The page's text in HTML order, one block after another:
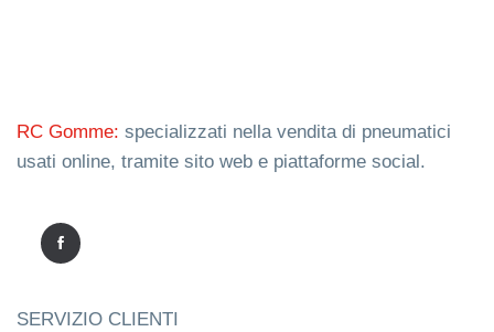
RC Gomme: specializzati nella vendita di pneumatici
usati online, tramite sito web e piattaforme social.
SERVIZIO CLIENTI